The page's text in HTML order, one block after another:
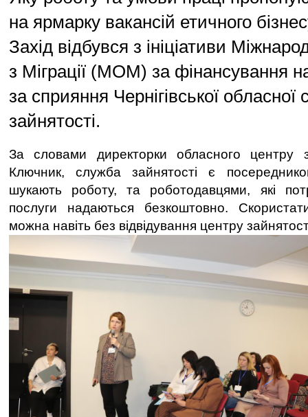
на ярмарку вакансій етичного
Захід відбувся з ініціативи
з Міграції (МОМ) за фінансування
за сприяння Чернігівської обласної
зайнятості.
За словами директорки обласного центру
Ключник, служба зайнятості є
шукають роботу, та роботодавцями, які
послуги надаються безкоштовно.
можна навіть без відвідування центру